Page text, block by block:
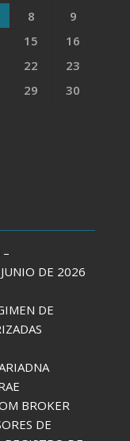
8
9
15
16
22
23
29
30
DE 2026
DE
BROKER
DE